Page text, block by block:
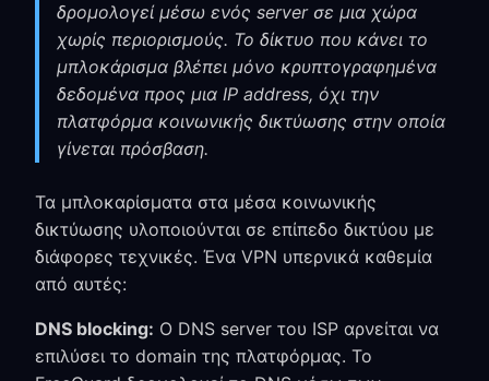
δρομολογεί μέσω ενός server σε μια χώρα
χωρίς περιορισμούς. Το δίκτυο που κάνει το
μπλοκάρισμα βλέπει μόνο κρυπτογραφημένα
δεδομένα προς μια IP address, όχι την
πλατφόρμα κοινωνικής δικτύωσης στην οποία
γίνεται πρόσβαση.
Τα μπλοκαρίσματα στα μέσα κοινωνικής
δικτύωσης υλοποιούνται σε επίπεδο δικτύου με
διάφορες τεχνικές. Ένα VPN υπερνικά καθεμία
από αυτές:
DNS blocking: Ο DNS server του ISP αρνείται να
επιλύσει το domain της πλατφόρμας. Το